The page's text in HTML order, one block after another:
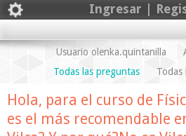
Ingresar |
Usuario olenka.quintanilla
Todas las preguntas
Todas
Hola, para el curso de
es el más recomendable